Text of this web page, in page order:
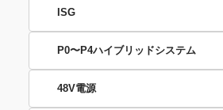
ISG
P0〜P4ハイブリッドシステム
48V電源